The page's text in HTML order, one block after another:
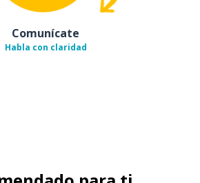
Comunícate
Habla con claridad